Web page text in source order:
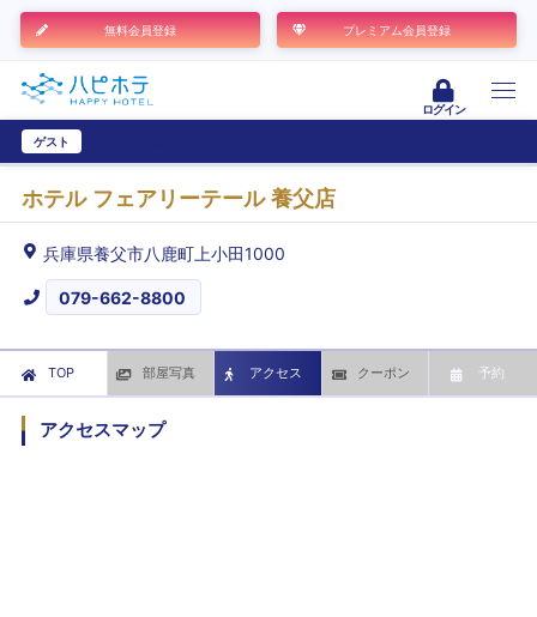
無料会員登録 プレミアム会員登録
ログイン
ゲスト
ホテル フェアリーテール 養父店
兵庫県養父市八鹿町上小田1000
079-662-8800
TOP 部屋写真 アクセス クーポン 予約
アクセスマップ